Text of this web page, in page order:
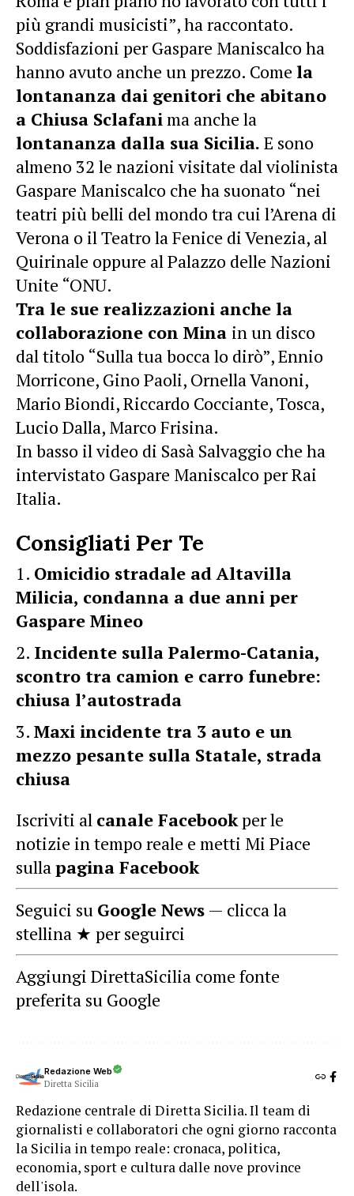
più grandi musicisti”, ha raccontato.
Soddisfazioni per Gaspare Maniscalco ha
hanno avuto anche un prezzo. Come la
lontananza dai genitori che abitano
a Chiusa Sclafanima anche la
lontananza dalla sua Sicilia. E sono
almeno 32 le nazioni visitate dal violinista
Gaspare Maniscalco che ha suonato “nei
teatri più belli del mondo tra cui l’Arena di
Verona o il Teatro la Fenice di Venezia, al
Quirinale oppure al Palazzo delle Nazioni
Unite “ONU.
Tra le sue realizzazioni anche la
collaborazione con Mina in un disco
dal titolo “Sulla tua bocca lo dirò”, Ennio
Morricone, Gino Paoli, Ornella Vanoni,
Mario Biondi, Riccardo Cocciante, Tosca,
Lucio Dalla, Marco Frisina.
In basso il video di Sasà Salvaggio che ha
intervistato Gaspare Maniscalco per Rai
Italia.
Consigliati Per Te
Omicidio stradale ad Altavilla
Milicia, condanna a due anni per
Gaspare Mineo
Incidente sulla Palermo-Catania,
scontro tra camion e carro funebre:
chiusa l’autostrada
Maxi incidente tra 3 auto e un
mezzo pesante sulla Statale, strada
chiusa
Iscriviti al canale Facebookper le
notizie in tempo reale e metti Mi Piace
sullapagina Facebook
Seguici su Google News — clicca la
stellina ★ per seguirci
Aggiungi DirettaSicilia come fonte
preferita su Google
Redazione Web
Diretta Sicilia
Redazione centrale di Diretta Sicilia. Il team di
giornalisti e collaboratori che ogni giorno racconta
la Sicilia in tempo reale: cronaca, politica,
economia, sport e cultura dalle nove province
dell'isola.